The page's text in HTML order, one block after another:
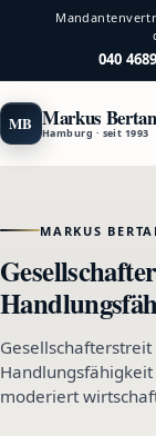
040
MB Markus Bertan
Hamburg · seit 1993
MARKUS
Gesellschafterstreit
moderiert